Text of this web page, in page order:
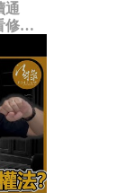
通
修法